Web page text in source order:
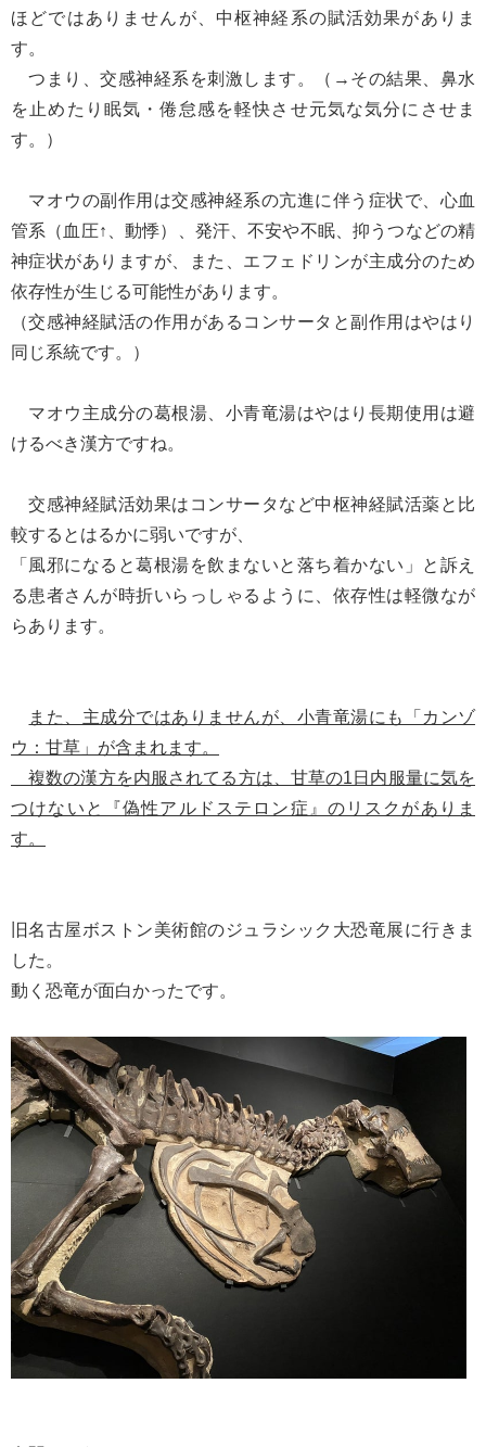
ほどではありませんが、中枢神経系の賦活効果がありま
す。
つまり、交感神経系を刺激します。
（→その結果、鼻水
を止めたり眠気・倦怠感を軽快させ元気な気分にさせま
す。）
マオウの副作用は交感神経系の亢進に伴う症状で、心血
管系（血圧↑、動悸）、発汗、不安や不眠、抑うつなどの精
神症状がありますが、また、 エフェドリンが主成分のため
依存性が生じる可能性があります。
（交感神経賦活の作用があるコンサータと副作用はやはり
同じ系統です。）
マオウ主成分の葛根湯、小青竜湯はやはり長期使用は避
けるべき漢方ですね。
交感神経賦活効果はコンサータなど中枢神経賦活薬と比
較するとはるかに弱いですが、
「風邪になると葛根湯を飲まないと落ち着かない」と訴え
る患者さんが時折いらっしゃるように、依存性は軽微なが
らあります。
また、主成分ではありませんが、小青竜湯にも「カンゾ
ウ：甘草」が含まれます。
複数の漢方を内服されてる方は、甘草の1日内服量に気を
つけないと『偽性アルドステロン症』のリスクがありま
す。
旧名古屋ボストン美術館のジュラシック大恐竜展に行きま
した。
動く恐竜が面白かったです。